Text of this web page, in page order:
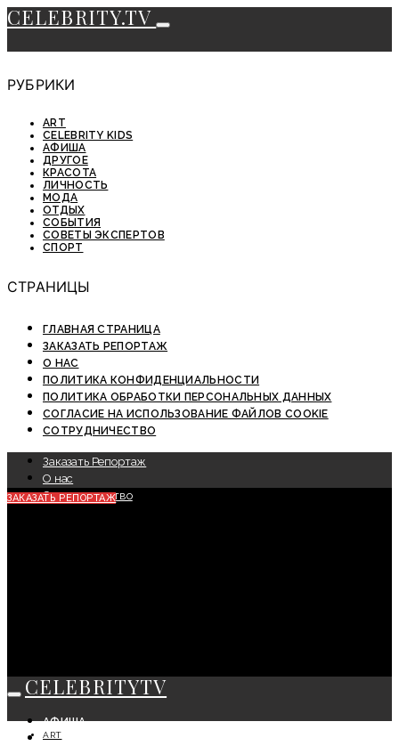
CELEBRITY.TV
РУБРИКИ
ART
CELEBRITY KIDS
АФИША
ДРУГОЕ
КРАСОТА
ЛИЧНОСТЬ
МОДА
ОТДЫХ
СОБЫТИЯ
СОВЕТЫ ЭКСПЕРТОВ
СПОРТ
СТРАНИЦЫ
ГЛАВНАЯ СТРАНИЦА
ЗАКАЗАТЬ РЕПОРТАЖ
О НАС
ПОЛИТИКА КОНФИДЕНЦИАЛЬНОСТИ
ПОЛИТИКА ОБРАБОТКИ ПЕРСОНАЛЬНЫХ ДАННЫХ
СОГЛАСИЕ НА ИСПОЛЬЗОВАНИЕ ФАЙЛОВ COOKIE
СОТРУДНИЧЕСТВО
Заказать Репортаж
О нас
Сотрудничество
ЗАКАЗАТЬ РЕПОРТАЖ
CELEBRITYTV
АФИША
СОБЫТИЯ
ART